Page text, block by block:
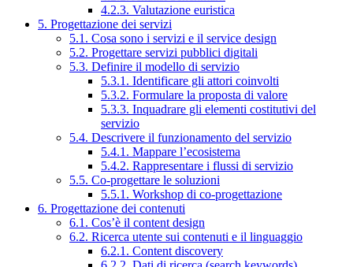
4.2.3. Valutazione euristica
5. Progettazione dei servizi
5.1. Cosa sono i servizi e il service design
5.2. Progettare servizi pubblici digitali
5.3. Definire il modello di servizio
5.3.1. Identificare gli attori coinvolti
5.3.2. Formulare la proposta di valore
5.3.3. Inquadrare gli elementi costitutivi del
servizio
5.4. Descrivere il funzionamento del servizio
5.4.1. Mappare l’ecosistema
5.4.2. Rappresentare i flussi di servizio
5.5. Co-progettare le soluzioni
5.5.1. Workshop di co-progettazione
6. Progettazione dei contenuti
6.1. Cos’è il content design
6.2. Ricerca utente sui contenuti e il linguaggio
6.2.1. Content discovery